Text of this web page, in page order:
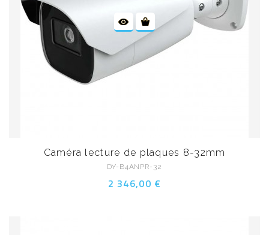
Caméra lecture de plaques 8-32mm
DY-B4ANPR-32
2 346,00 €